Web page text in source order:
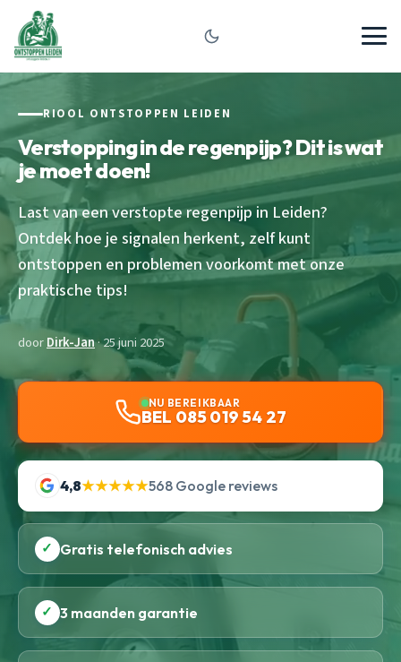
RIOOL ONTSTOPPEN LEIDEN
Verstopping in de regenpijp? Dit is wat
je moet doen!
Last van een verstopte regenpijp in Leiden?
Ontdek hoe je signalen herkent, zelf kunt
ontstoppen en problemen voorkomt met onze
praktische tips!
doorDirk-Jan· 25 juni 2025
NU BEREIKBAAR
BEL 085 019 54 27
4,8★★★★★568 Google reviews
✓ Gratis telefonisch advies
✓ 3 maanden garantie